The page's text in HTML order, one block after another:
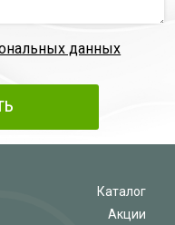
данных
Каталог
Акции